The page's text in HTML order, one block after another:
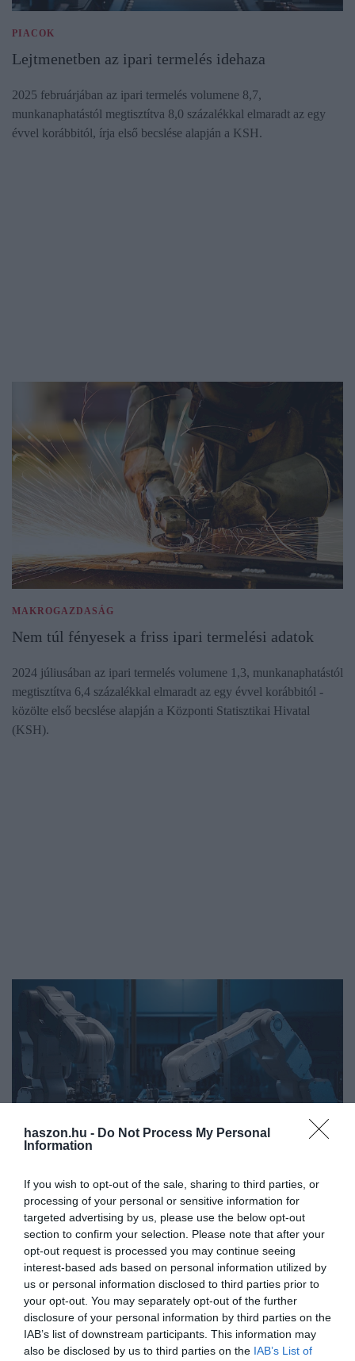
haszon.hu - Do Not Process My Personal
Information
If you wish to opt-out of the sale, sharing to third parties, or
processing of your personal or sensitive information for
targeted advertising by us, please use the below opt-out
section to confirm your selection. Please note that after your
opt-out request is processed you may continue seeing
interest-based ads based on personal information utilized by
us or personal information disclosed to third parties prior to
your opt-out. You may separately opt-out of the further
disclosure of your personal information by third parties on the
IAB’s list of downstream participants. This information may
also be disclosed by us to third parties on the IAB’s List of
PIACOK
Lejtmenetben az ipari termelés idehaza
2025 februárjában az ipari termelés volumene 8,7,
munkanaphatástól megtisztítva 8,0 százalékkal elmaradt az egy
évvel korábbitól, írja első becslése alapján a KSH.
MAKROGAZDASÁG
Nem túl fényesek a friss ipari termelési adatok
2024 júliusában az ipari termelés volumene 1,3, munkanaphatástól
megtisztítva 6,4 százalékkal elmaradt az egy évvel korábbitól -
közölte első becslése alapján a Központi Statisztikai Hivatal
(KSH).
MAKROGAZDASÁG
Nem mutatnak jól a friss ipari termelési adatok
2024 júniusában az ipari termelés volumene 8,2,
munkanaphatástól megtisztítva 3,7 százalékkal elmaradt az egy
évvel korábbitól. A jelentős eltérést a nyers adathoz képest az
okozza, hogy ebben a…